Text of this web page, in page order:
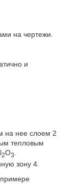
на чертежи.
и
на нее слоем 2
тепловым
2O3.
зону 4.